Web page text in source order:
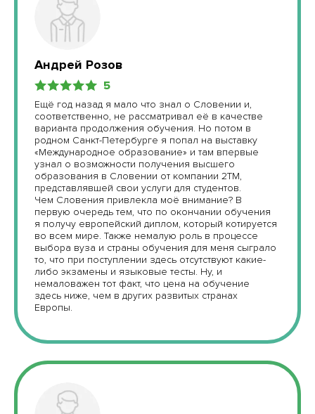
Андрей Розов
5
Ещё год назад я мало что знал о Словении и,
соответственно, не рассматривал её в качестве
варианта продолжения обучения. Но потом в
родном Санкт-Петербурге я попал на выставку
«Международное образование» и там впервые
узнал о возможности получения высшего
образования в Словении от компании 2TM,
представлявшей свои услуги для студентов.
Чем Словения привлекла моё внимание? В
первую очередь тем, что по окончании обучения
я получу европейский диплом, который котируется
во всем мире. Также немалую роль в процессе
выбора вуза и страны обучения для меня сыграло
то, что при поступлении здесь отсутствуют какие-
либо экзамены и языковые тесты. Ну, и
немаловажен тот факт, что цена на обучение
здесь ниже, чем в других развитых странах
Европы.